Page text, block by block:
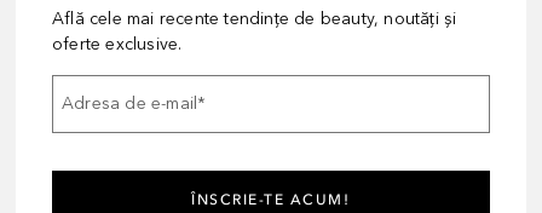
Află cele mai recente tendințe de beauty, noutăți și
oferte exclusive.
Adresa de e-mail*
ÎNSCRIE-TE ACUM!